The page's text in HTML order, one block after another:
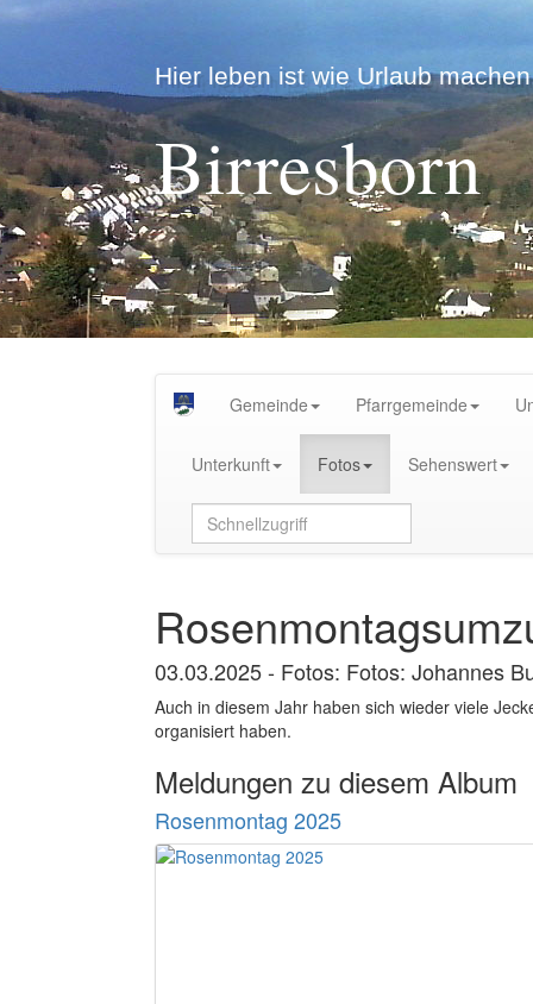
Hier leben ist wie Urlaub
Birresborn
Gemeinde Pfarrgemeinde
Unterkunft Fotos Sehenswert
03.03.2025 - Fotos: Fotos: Johannes
Auch in diesem Jahr haben sich wieder viele
organisiert haben.
Meldungen zu diesem Album
Rosenmontag 2025